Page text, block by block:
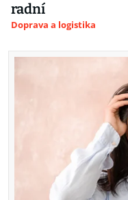
radní
Doprava a logistika